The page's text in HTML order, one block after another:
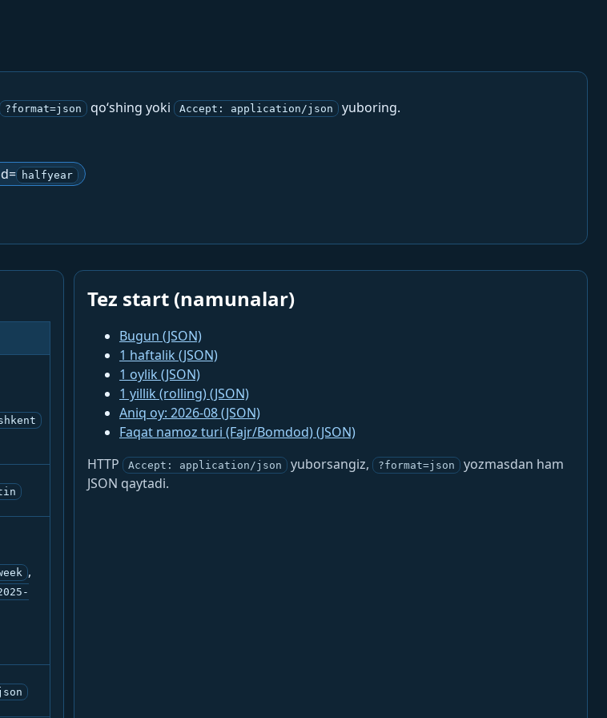
?format=json qo‘shing yoki Accept: application/json
yuboring.
halfyear
,
Tez start (namunalar)
Bugun (JSON)
1 haftalik (JSON)
1 oylik (JSON)
1 yillik (rolling) (JSON)
Aniq oy: 2026-08 (JSON)
Faqat namoz turi (Fajr/Bomdod) (JSON)
HTTP
Accept: application/json yuborsangiz, ?format=json
yozmasdan ham
JSON qaytadi.